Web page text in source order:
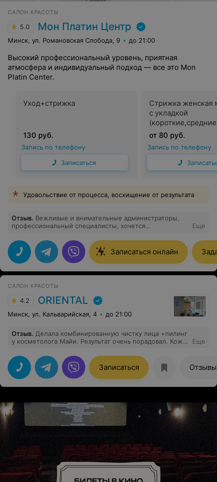
САЛОН КРАСОТЫ
5.0 Мон Платин Центр
Минск, ул. Романовская Слобода, 9 до 21:00
Высокий профессиональный уровень, приятная
атмосфера и индивидуальный подход — все это Mon
Platin Center.
Уход+стрижка
130 руб.
Запись по телефону
Записаться
Стрижка женская
с укладкой
волосы)
от 80 руб.
Запись по телефону
Удовольствие от процесса, восхищение от результата
Отзыв. Вежливые и внимательные администраторы,
профессиональный специалисты, хочется
Еще
Записаться онлайн
САЛОН КРАСОТЫ
4.2 ORIENTAL
Минск, ул. Кальварийская, 4 до 21:00
Отзыв. Делала комбинированную чистку лица +пилинг
у косметолога Майи. Результат очень порадовал. Кожа
еще
Еще
Записаться Отзывы